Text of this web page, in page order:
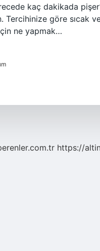
kaç dakikada
Tercihinize göre sıcak
ne yapmak…
https://